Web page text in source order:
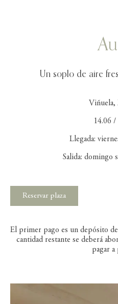
Un soplo de aire
Viñuela,
14.06 /
Llegada:
Salida: domingo
Reservar plaza
El primer pago es un depósito
cantidad restante se deberá
pagar a